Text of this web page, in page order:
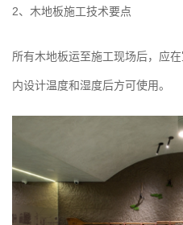
2、木地板施工技术要点
所有木地板运至施工现场后，应
内设计温度和湿度后方可使用。